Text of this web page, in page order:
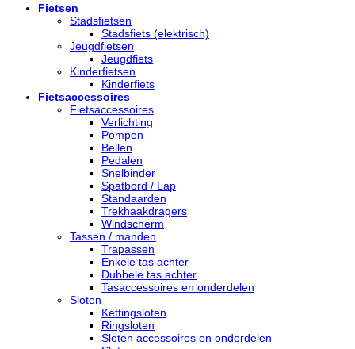
Fietsen
Stadsfietsen
Stadsfiets (elektrisch)
Jeugdfietsen
Jeugdfiets
Kinderfietsen
Kinderfiets
Fietsaccessoires
Fietsaccessoires
Verlichting
Pompen
Bellen
Pedalen
Snelbinder
Spatbord / Lap
Standaarden
Trekhaakdragers
Windscherm
Tassen / manden
Trapassen
Enkele tas achter
Dubbele tas achter
Tasaccessoires en onderdelen
Sloten
Kettingsloten
Ringsloten
Sloten accessoires en onderdelen